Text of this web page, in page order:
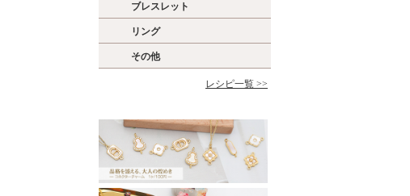
ブレスレット
リング
その他
レシピ一覧 >>